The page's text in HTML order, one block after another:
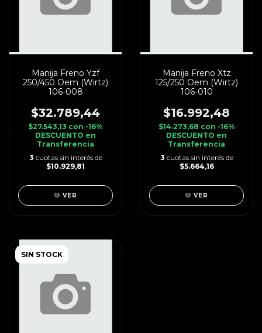
Manija Freno Yzf
250/450 Oem (Wirtz)
106-008
$32.789,44
$27.543,13 con -16%
DESCUENTO en
Transferencia
3 cuotas sin interés de
$10.929,81
VER
Manija Freno Xtz
125/250 Oem (Wirtz)
106-010
$16.992,48
$14.273,68 con -16%
DESCUENTO en
Transferencia
3 cuotas sin interés de
$5.664,16
VER
SIN STOCK